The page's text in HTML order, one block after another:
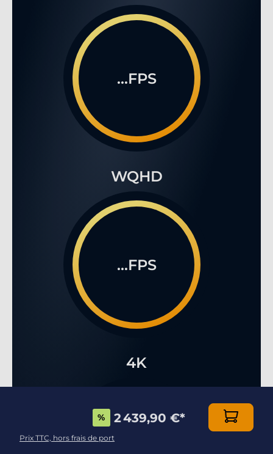
...FPS
WQHD
...FPS
4K
% 2 439,90 €*
Prix TTC, hors frais de port